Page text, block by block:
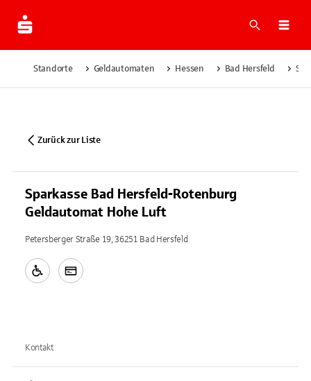
Suche
Standorte Geldautomaten Hessen Bad Hersfeld
Zurück zur Liste
Sparkasse Bad Hersfeld-Rotenburg
Geldautomat Hohe Luft
Petersberger Straße 19, 36251 Bad Hersfeld
Kontakt